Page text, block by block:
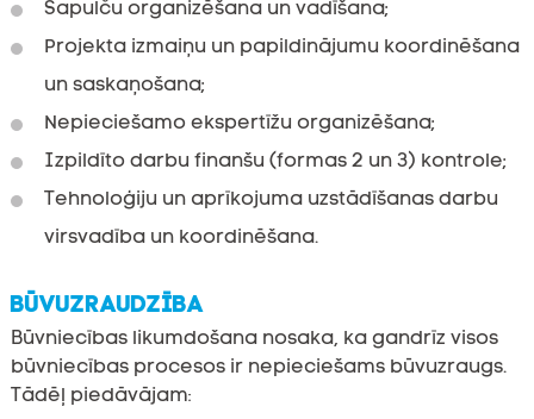
Sapulču organizēšana un vadīšana;
Projekta izmaiņu un papildinājumu koordinēšana
un saskaņošana;
Nepieciešamo ekspertīžu organizēšana;
Izpildīto darbu finanšu (formas 2 un 3) kontrole;
Tehnoloģiju un aprīkojuma uzstādīšanas darbu
virsvadība un koordinēšana.
BŪVUZRAUDZĪBA
Būvniecības likumdošana nosaka, ka gandrīz visos
būvniecības procesos ir nepieciešams būvuzraugs.
Tādēļ piedāvājam: